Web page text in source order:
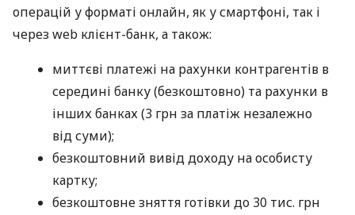
операцій у форматі онлайн, як у смартфоні, так і
через web клієнт-банк, а також:
миттєві платежі на рахунки контрагентів в
середині банку (безкоштовно) та рахунки в
інших банках (3 грн за платіж незалежно
від суми);
безкоштовний вивід доходу на особисту
картку;
безкоштовне зняття готівки до 30 тис. грн